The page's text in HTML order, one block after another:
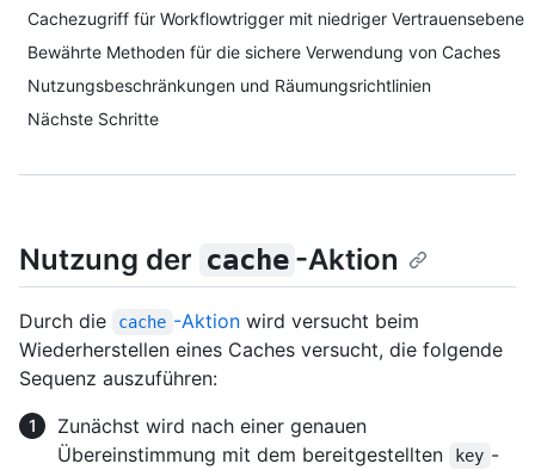
Cachezugriff für Workflowtrigger mit niedriger Vertrauensebene
Bewährte Methoden für die sichere Verwendung von Caches
Nutzungsbeschränkungen und Räumungsrichtlinien
Nächste Schritte
Nutzung der cache -Aktion
Durch die cache -Aktionwird versucht beim
Wiederherstellen eines Caches versucht, die folgende
Sequenz auszuführen:
Zunächst wird nach einer genauen
Übereinstimmung mit dem bereitgestellten
key -